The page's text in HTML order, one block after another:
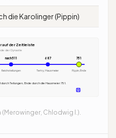
die Karolinger (Pippin)
auf der Zeitleiste
der Dynastie
nach 511
Reichsteilungen
687
Tertry, Hausmeier
751
Pippin, Ende
Teilungen, Ende durch die Hausmeier 751.
Chlodwig I.).